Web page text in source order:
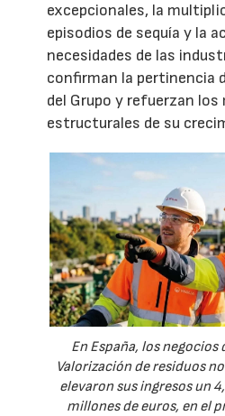
excepcionales, la
episodios de sequía y la
necesidades de las
confirman la pertinencia
del Grupo y refuerzan
estructurales de su
En España, los negocios
Valorización de residuos
elevaron sus ingresos un
millones de euros, en el